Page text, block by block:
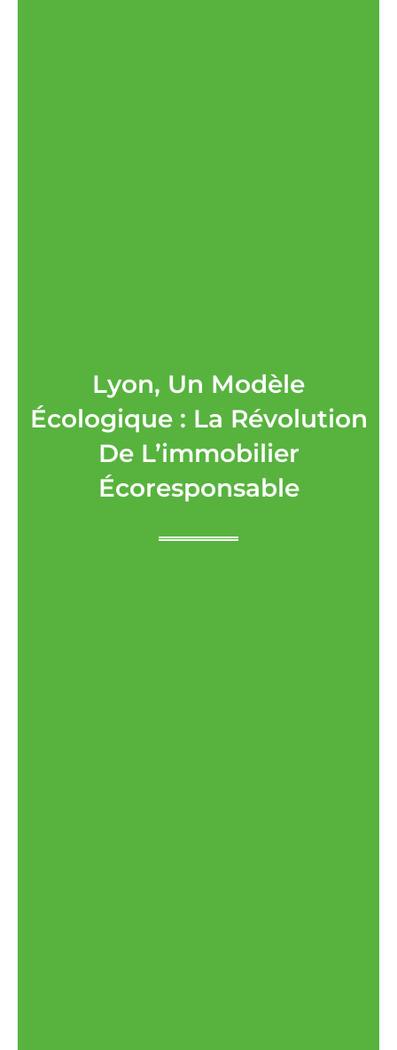
Lyon, Un Modèle
Écologique : La Révolution
De L’immobilier
Écoresponsable